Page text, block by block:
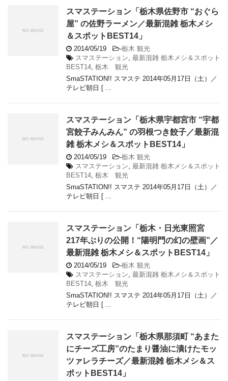
スマステーション「栃木県佐野市 “おぐら
屋” の佐野ラーメン／最新混雑 栃木メシ
＆スポットBEST14」
2014/05/19 -栃木 観光
スマステーション 最新混雑 栃木メシ＆スポット
BEST14 栃木 観光
SmaSTATION!! スマステ 2014年05月17日（土）／
テレビ朝日 [ ...
スマステーション「栃木県宇都宮市 “宇都
宮餃子みんみん” の羽根つき餃子／最新混
雑 栃木メシ＆スポットBEST14」
2014/05/19 -栃木 観光
スマステーション 最新混雑 栃木メシ＆スポット
BEST14 栃木 観光
SmaSTATION!! スマステ 2014年05月17日（土）／
テレビ朝日 [ ...
スマステーション「栃木・日光東照宮
217年ぶりの公開！“陽明門の幻の壁画”／
最新混雑 栃木メシ＆スポットBEST14」
2014/05/19 -栃木 観光
スマステーション 最新混雑 栃木メシ＆スポット
BEST14 栃木 観光
SmaSTATION!! スマステ 2014年05月17日（土）／
テレビ朝日 [ ...
スマステーション「栃木県那須町 “あまた
にチーズ工房”のたまり醤油に漬けたモッ
ツァレラチーズ／最新混雑 栃木メシ＆ス
ポットBEST14」